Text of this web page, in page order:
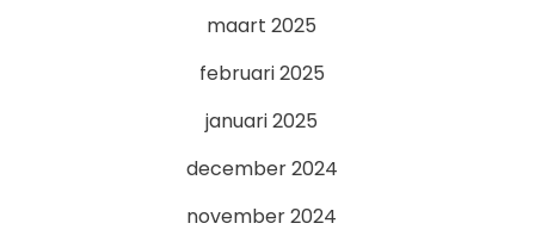
maart 2025
februari 2025
januari 2025
december 2024
november 2024